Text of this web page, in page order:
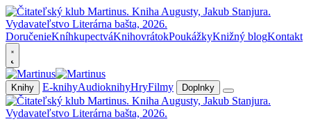
DoručenieKníhkupectváKnihovrátokPoukážkyKnižný blogKontakt
Knihy E-knihyAudioknihyHryFilmy Doplnky